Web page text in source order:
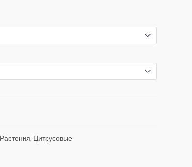
Растения, Цитрусовые